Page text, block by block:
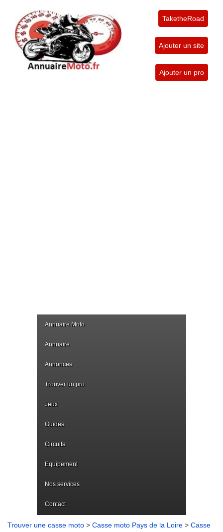
TaketheRoad
Ajouter un site
Ajouter un pro
Annuaire Moto
Annuaire
Annonces
Trouver un pro
Jeux
Guides
Circuits
Equipement
Nos services
Contact
Trouver une casse moto > Casse moto Pays de la Loire > Casse